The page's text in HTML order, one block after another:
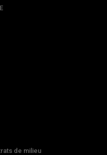
de milieu